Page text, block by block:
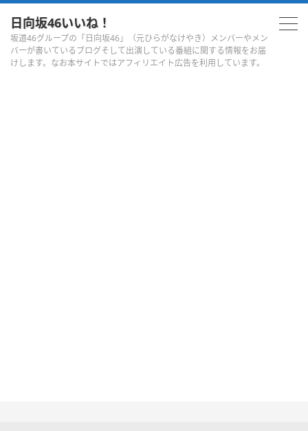
日向坂46いいね！
坂道46グループの「日向坂46」（元ひらがなけやき）メンバーやメン
バーが書いているブログそして出演している番組に関する情報をお届
けします。なお本サイトではアフィリエイト広告を利用しています。